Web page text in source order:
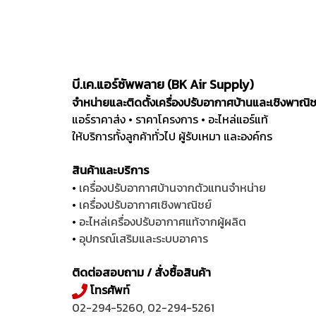
บี.เค.แอร์ซัพพลาย (BK Air Supply)
จำหน่ายและติดตั้งเครื่องปรับอากาศบ้านและเชิงพาณิ
แอร์ราคาส่ง • ราคาโครงการ • อะไหล่แอร์แท้
ให้บริการทั้งลูกค้าทั่วไป ผู้รับเหมา และองค์กร
สินค้าและบริการ
• เครื่องปรับอากาศบ้านจากตัวแทนจำหน่าย
• เครื่องปรับอากาศเชิงพาณิชย์
• อะไหล่เครื่องปรับอากาศแท้จากผู้ผลิต
• อุปกรณ์เสริมและระบบอาคาร
ติดต่อสอบถาม / สั่งซื้อสินค้า
โทรศัพท์
02-294-5260, 02-294-5261